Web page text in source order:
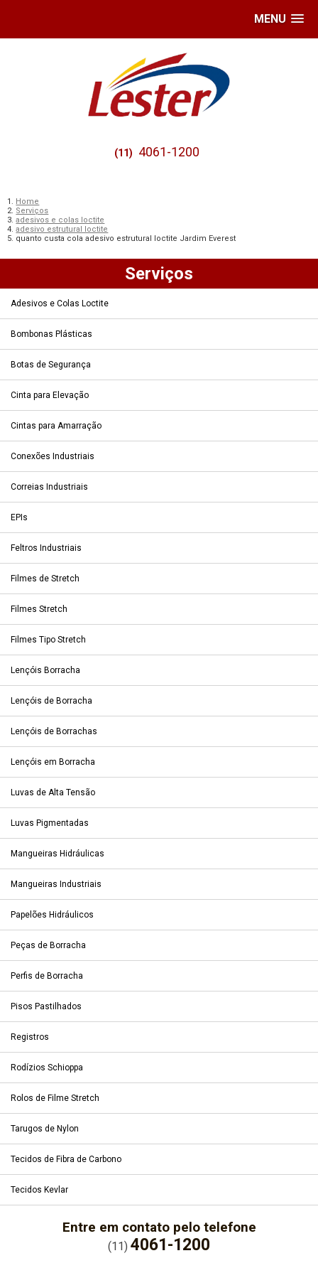
MENU
(11) 4061-1200
Home
Serviços
adesivos e colas loctite
adesivo estrutural loctite
quanto custa cola adesivo estrutural loctite Jardim Everest
Serviços
Adesivos e Colas Loctite
Bombonas Plásticas
Botas de Segurança
Cinta para Elevação
Cintas para Amarração
Conexões Industriais
Correias Industriais
EPIs
Feltros Industriais
Filmes de Stretch
Filmes Stretch
Filmes Tipo Stretch
Lençóis Borracha
Lençóis de Borracha
Lençóis de Borrachas
Lençóis em Borracha
Luvas de Alta Tensão
Luvas Pigmentadas
Mangueiras Hidráulicas
Mangueiras Industriais
Papelões Hidráulicos
Peças de Borracha
Perfis de Borracha
Pisos Pastilhados
Registros
Rodízios Schioppa
Rolos de Filme Stretch
Tarugos de Nylon
Tecidos de Fibra de Carbono
Tecidos Kevlar
Entre em contato pelo telefone
(11) 4061-1200